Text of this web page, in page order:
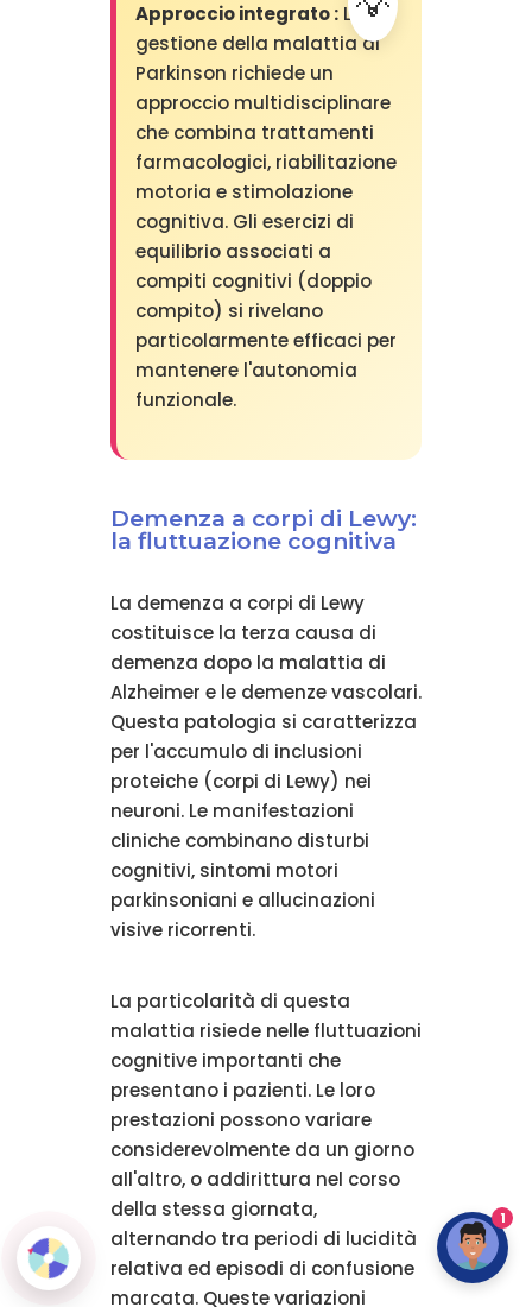
Approccio integrato :La
gestione della malattia di
Parkinson richiede un
approccio multidisciplinare
che combina trattamenti
farmacologici, riabilitazione
motoria e stimolazione
cognitiva. Gli esercizi di
equilibrio associati a
compiti cognitivi (doppio
compito) si rivelano
particolarmente efficaci per
mantenere l'autonomia
funzionale.
Demenza a corpi di Lewy:
la fluttuazione cognitiva
La demenza a corpi di Lewy
costituisce la terza causa di
demenza dopo la malattia di
Alzheimer e le demenze vascolari.
Questa patologia si caratterizza
per l'accumulo di inclusioni
proteiche (corpi di Lewy) nei
neuroni. Le manifestazioni
cliniche combinano disturbi
cognitivi, sintomi motori
parkinsoniani e allucinazioni
visive ricorrenti.
La particolarità di questa
malattia risiede nelle fluttuazioni
cognitive importanti che
presentano i pazienti. Le loro
prestazioni possono variare
considerevolmente da un giorno
all'altro, o addirittura nel corso
della stessa giornata,
alternando tra periodi di lucidità
relativa ed episodi di confusione
marcata. Queste variazioni
1